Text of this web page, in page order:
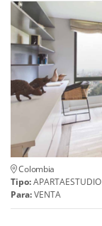
Colombia
Tipo:APARTAESTUDIO
Para:VENTA